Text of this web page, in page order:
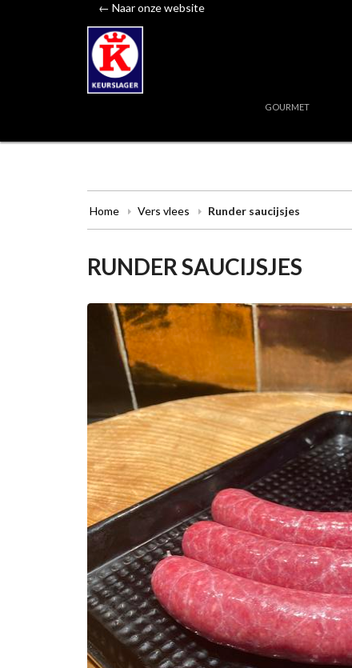
← Naar onze website
GOURMET
Home Vers vlees Runder saucijsjes
RUNDER SAUCIJSJES